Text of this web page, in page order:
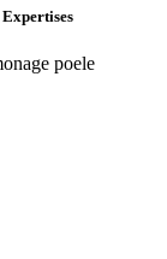
Expertises
poele